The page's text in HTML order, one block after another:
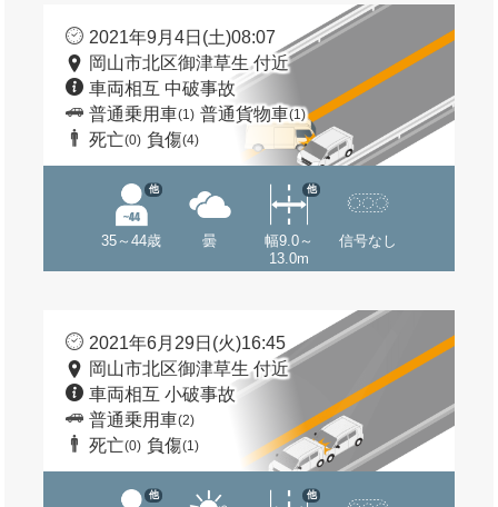
2021年9月4日(土)08:07
岡山市北区御津草生 付近
車両相互 中破事故
普通乗用車(1) 普通貨物車(1)
死亡(0) 負傷(4)
35～44歳
他
曇
幅9.0～
13.0m
他
信号なし
2021年6月29日(火)16:45
岡山市北区御津草生 付近
車両相互 小破事故
普通乗用車(2)
死亡(0) 負傷(1)
他 他